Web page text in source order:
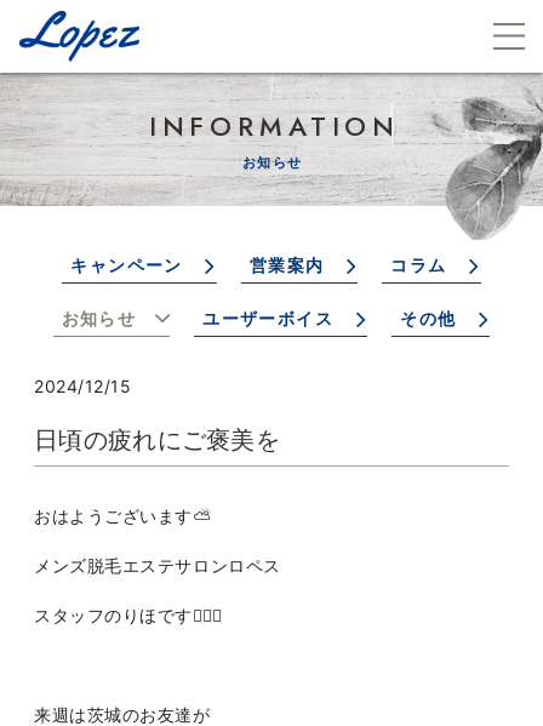
INFORMATION
お知らせ
キャンペーン 営業案内 コラム
お知らせ ユーザーボイス その他
2024/12/15
日頃の疲れにご褒美を
おはようございます⛅️
メンズ脱毛エステサロンロペス
スタッフのりほです👩🏻‍⚕️
来週は茨城のお友達が